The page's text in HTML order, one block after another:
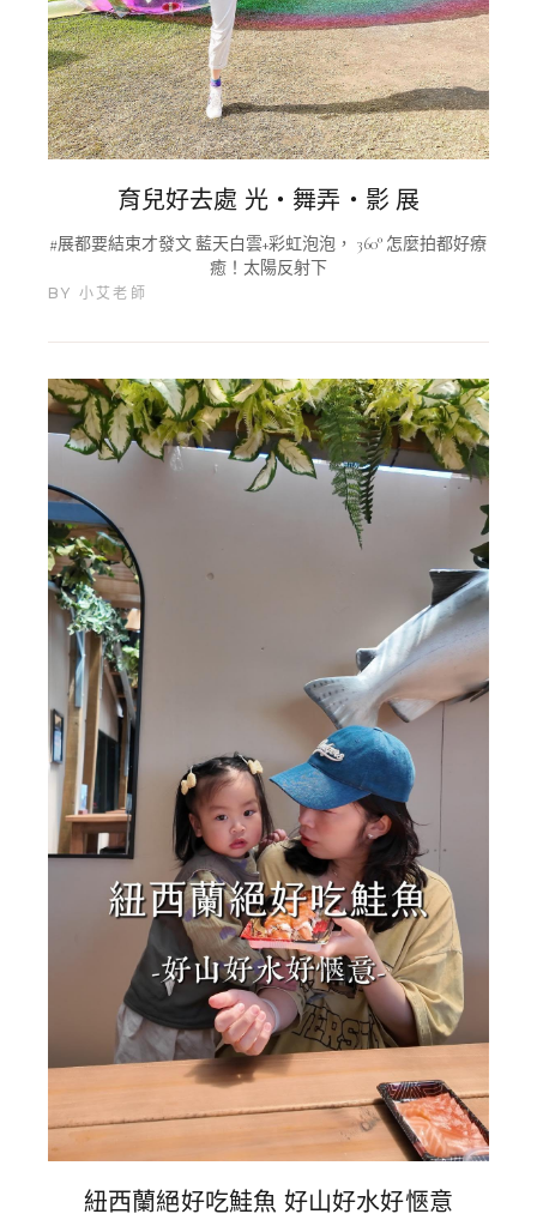
育兒好去處 光・舞弄・影 展
#展都要結束才發文 藍天白雲+彩虹泡泡， 360° 怎麼拍都好療
癒！太陽反射下
BY 小艾老師
紐西蘭絕好吃鮭魚 好山好水好愜意